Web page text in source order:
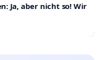
Ja, aber nicht so! Wir